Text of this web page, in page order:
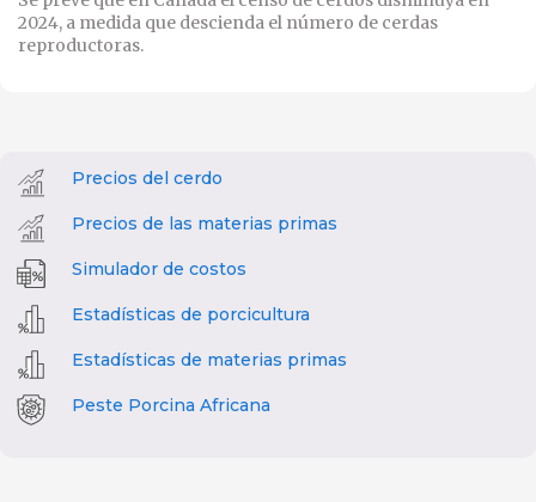
2024, a medida que descienda el número de cerdas
reproductoras.
Precios del cerdo
Precios de las materias primas
Simulador de costos
Estadísticas de porcicultura
Estadísticas de materias primas
Peste Porcina Africana